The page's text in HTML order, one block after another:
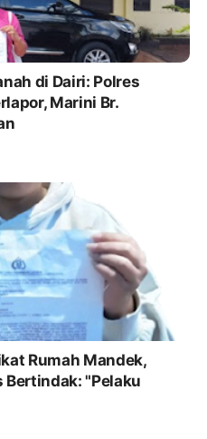
Dairi: Polres
Br.
Rumah Mandek,
Bertindak: "Pelaku